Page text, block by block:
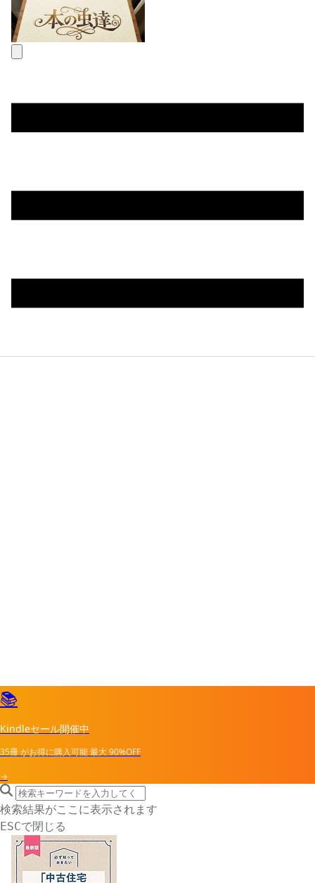
📚
Kindleセール開催中
35冊がお得に購入可能最大90%OFF
→
search icon
サイト内検索
検索結果がここに表示されます
ESCで閉じる